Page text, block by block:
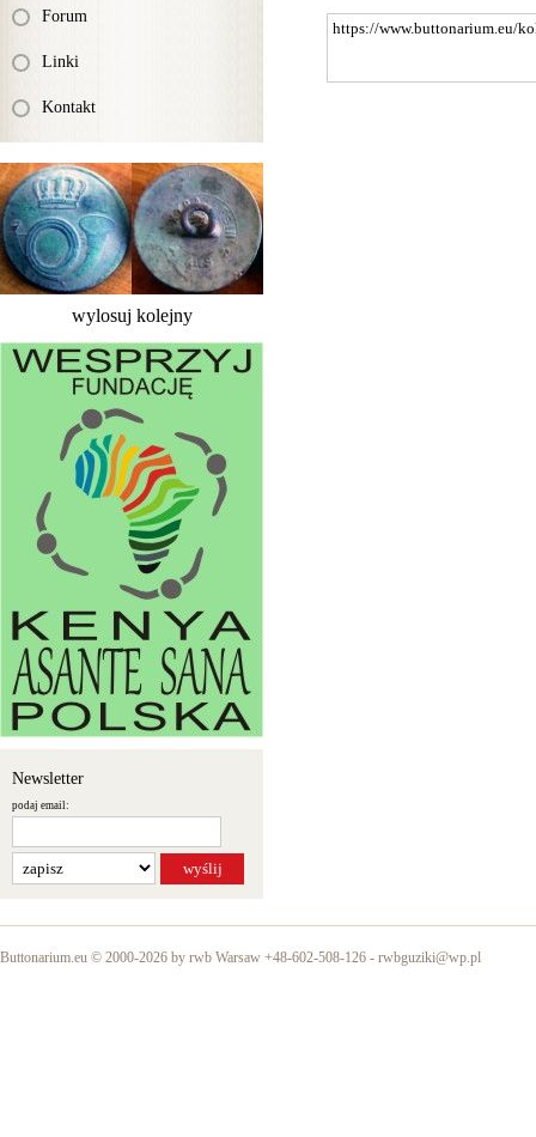
Forum
Linki
Kontakt
wylosuj kolejny
Newsletter
podaj email:
Buttonarium.eu © 2000-2026 by rwb Warsaw +48-602-508-126 - rwbguziki@wp.pl